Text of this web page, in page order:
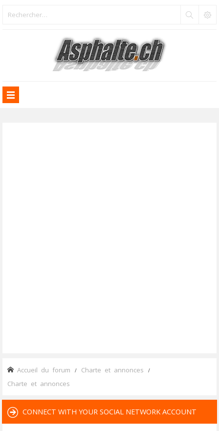
Accueil du forum Charte et annonces
Charte et annonces
CONNECT WITH YOUR SOCIAL NETWORK ACCOUNT